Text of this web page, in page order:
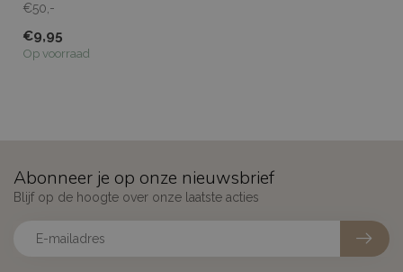
€50,-
Klik dan op de rolkorting!!
€9,95
Op voorraad
Abonneer je op onze nieuwsbrief
Blijf op de hoogte over onze laatste acties